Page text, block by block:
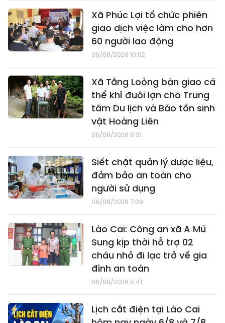
Xã Phúc Lợi tổ chức phiên
giao dịch việc làm cho hơn
60 người lao động
06/08/2026 10:02
Xã Tằng Loỏng bàn giao cá
thể khỉ đuôi lợn cho Trung
tâm Du lịch và Bảo tồn sinh
vật Hoàng Liên
06/08/2026 8:31
Siết chặt quản lý dược liệu,
đảm bảo an toàn cho
người sử dụng
06/08/2026 7:09
Lào Cai: Công an xã A Mú
Sung kịp thời hỗ trợ 02
cháu nhỏ đi lạc trở về gia
đình an toàn
06/08/2026 5:41
Lịch cắt điện tại Lào Cai